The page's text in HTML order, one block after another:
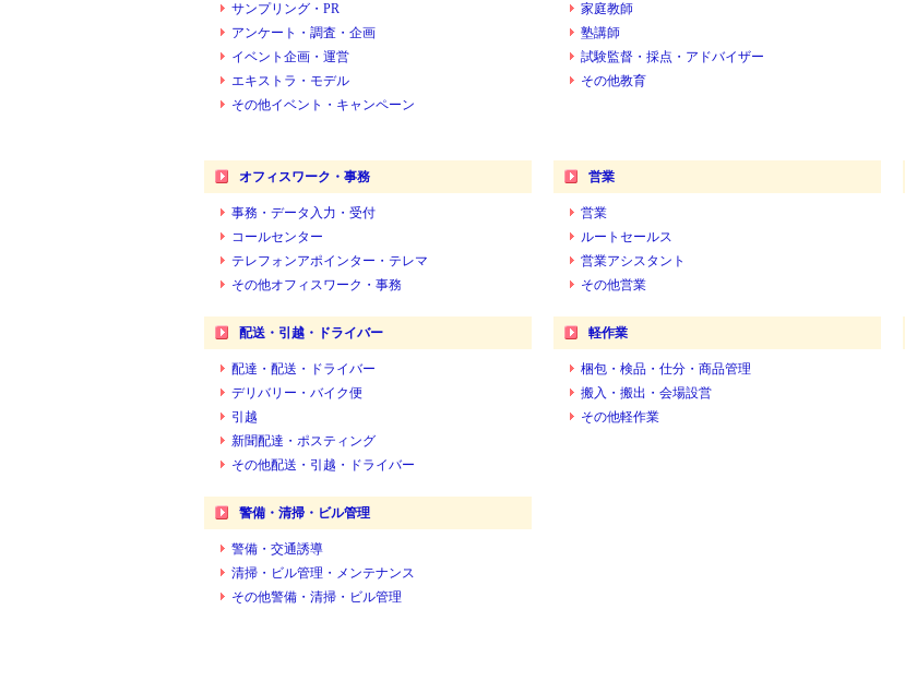
サンプリング・PR
アンケート・調査・企画
イベント企画・運営
エキストラ・モデル
その他イベント・キャンペーン
家庭教師
塾講師
試験監督・採点・アドバイザー
その他教育
オフィスワーク・事務
事務・データ入力・受付
コールセンター
テレフォンアポインター・テレマ
その他オフィスワーク・事務
営業
営業
ルートセールス
営業アシスタント
その他営業
配送・引越・ドライバー
配達・配送・ドライバー
デリバリー・バイク便
引越
新聞配達・ポスティング
その他配送・引越・ドライバー
軽作業
梱包・検品・仕分・商品管理
搬入・搬出・会場設営
その他軽作業
警備・清掃・ビル管理
警備・交通誘導
清掃・ビル管理・メンテナンス
その他警備・清掃・ビル管理